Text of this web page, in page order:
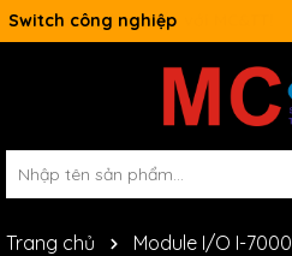
Switch công nghiệp
Trang chủ Module I/O I-7000